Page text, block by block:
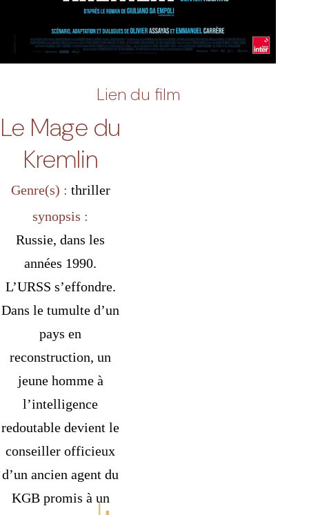
Lien du film
Le Mage du
Kremlin
Genre(s) : thriller
synopsis :
Russie, dans les
années 1990.
L’URSS s’effondre.
Dans le tumulte d’un
pays en
reconstruction, un
jeune homme à
l’intelligence
redoutable devient le
conseiller officieux
d’un ancien agent du
KGB promis à un